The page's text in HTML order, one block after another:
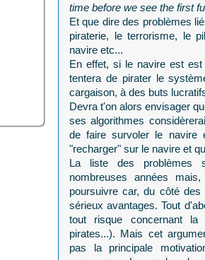
time before we see the first
Et que dire des problèmes
piraterie, le terrorisme, le
navire etc...
En effet, si le navire est est
tentera de pirater le
cargaison, à des buts
Devra t'on alors envisager
ses algorithmes
de faire survoler le navire
"recharger" sur le navire et
La liste des problèmes
nombreuses années
poursuivre car, du côté des
sérieux avantages. Tout
tout risque concernant la
pirates...). Mais cet
pas la principale